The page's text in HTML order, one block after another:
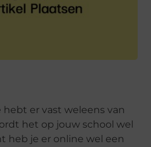
hebt er vast weleens van
het op jouw school wel
heb je er online wel een